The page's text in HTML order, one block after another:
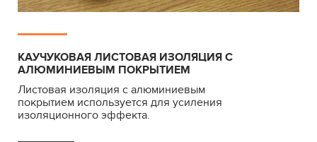
КАУЧУКОВАЯ ЛИСТОВАЯ ИЗОЛЯЦИЯ С
АЛЮМИНИЕВЫМ ПОКРЫТИЕМ
Листовая изоляция с алюминиевым
покрытием используется для усиления
изоляционного эффекта.